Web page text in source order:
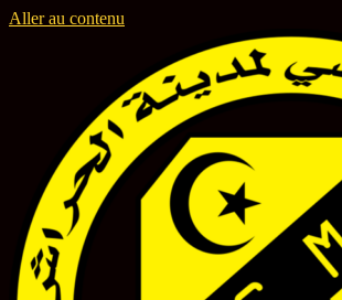
Aller au contenu